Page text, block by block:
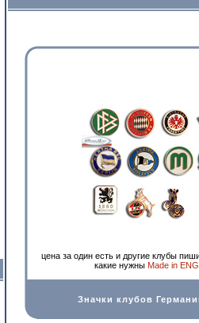
цена за один есть и другие клубы
какие нужны Made in
Значки клубов